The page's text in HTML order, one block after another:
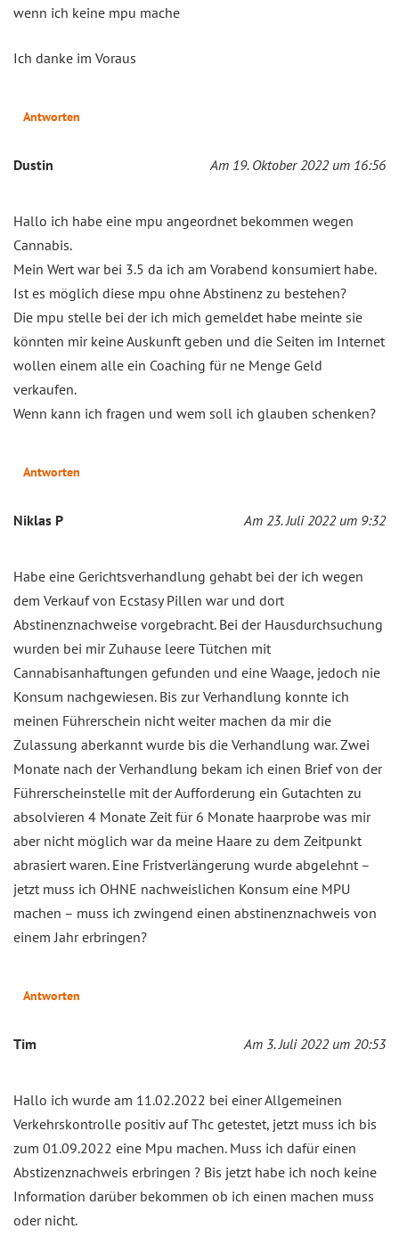
wenn ich keine mpu mache
Ich danke im Voraus
Antworten
Dustin Am 19. Oktober 2022 um 16:56
Hallo ich habe eine mpu angeordnet bekommen wegen
Cannabis.
Mein Wert war bei 3.5 da ich am Vorabend konsumiert habe.
Ist es möglich diese mpu ohne Abstinenz zu bestehen?
Die mpu stelle bei der ich mich gemeldet habe meinte sie
könnten mir keine Auskunft geben und die Seiten im Internet
wollen einem alle ein Coaching für ne Menge Geld
verkaufen.
Wenn kann ich fragen und wem soll ich glauben schenken?
Antworten
Niklas P Am 23. Juli 2022 um 9:32
Habe eine Gerichtsverhandlung gehabt bei der ich wegen
dem Verkauf von Ecstasy Pillen war und dort
Abstinenznachweise vorgebracht. Bei der Hausdurchsuchung
wurden bei mir Zuhause leere Tütchen mit
Cannabisanhaftungen gefunden und eine Waage, jedoch nie
Konsum nachgewiesen. Bis zur Verhandlung konnte ich
meinen Führerschein nicht weiter machen da mir die
Zulassung aberkannt wurde bis die Verhandlung war. Zwei
Monate nach der Verhandlung bekam ich einen Brief von der
Führerscheinstelle mit der Aufforderung ein Gutachten zu
absolvieren 4 Monate Zeit für 6 Monate haarprobe was mir
aber nicht möglich war da meine Haare zu dem Zeitpunkt
abrasiert waren. Eine Fristverlängerung wurde abgelehnt –
jetzt muss ich OHNE nachweislichen Konsum eine MPU
machen – muss ich zwingend einen abstinenznachweis von
einem Jahr erbringen?
Antworten
Tim Am 3. Juli 2022 um 20:53
Hallo ich wurde am 11.02.2022 bei einer Allgemeinen
Verkehrskontrolle positiv auf Thc getestet, jetzt muss ich bis
zum 01.09.2022 eine Mpu machen. Muss ich dafür einen
Abstizenznachweis erbringen ? Bis jetzt habe ich noch keine
Information darüber bekommen ob ich einen machen muss
oder nicht.